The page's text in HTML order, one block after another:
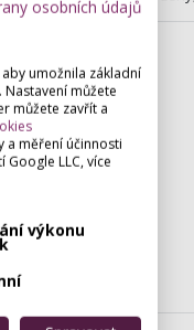
osobních údajů
umožnila základní
můžete
můžete zavřít a
a měření účinnosti
LLC, více
výkonu